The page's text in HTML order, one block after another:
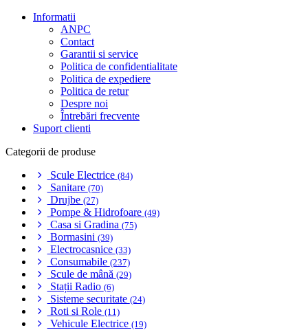
Informatii
ANPC
Contact
Garantii si service
Politica de confidentialitate
Politica de expediere
Politica de retur
Despre noi
Întrebări frecvente
Suport clienti
Categorii de produse
Scule Electrice (84)
Sanitare (70)
Drujbe (27)
Pompe & Hidrofoare (49)
Casa si Gradina (75)
Bormasini (39)
Electrocasnice (33)
Consumabile (237)
Scule de mână (29)
Stații Radio (6)
Sisteme securitate (24)
Roti si Role (11)
Vehicule Electrice (19)